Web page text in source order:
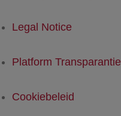
Legal Notice
Platform Transparantie
Cookiebeleid